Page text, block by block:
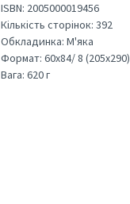
ISBN: 2005000019456
Кількість сторінок: 392
Обкладинка: М'яка
Формат: 60х84/ 8 (205х290)
Вага: 620 г